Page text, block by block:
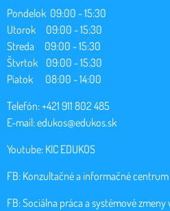
Pondelok 09:00 - 15:30
Utorok 09:00 - 15:30
Streda 09:00 - 15:30
Štvrtok 09:00 - 15:30
Piatok 08:00 - 14:00
Telefón: +421 911 802 485
E-mail:edukos@edukos.sk
Youtube: KIC EDUKOS
FB: Konzultačné a informačné centrum
FB:Sociálna práca a systémové